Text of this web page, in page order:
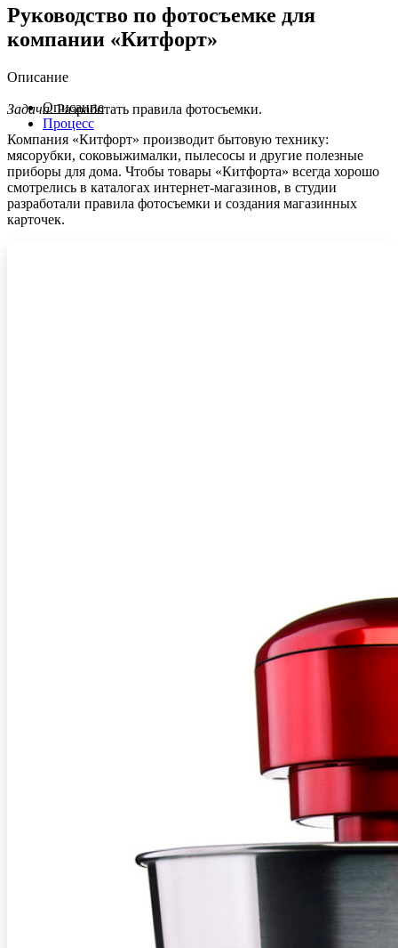
Руководство по фотосъемке для
компании «Китфорт»
Описание
Описание
Процесс
Задача.Разработать правила фотосъемки.
Компания «Китфорт» производит бытовую технику:
мясорубки, соковыжималки, пылесосы и другие полезные
приборы для дома. Чтобы товары «Китфорта» всегда хорошо
смотрелись в каталогах интернет-магазинов, в студии
разработали правила фотосъемки и создания магазинных
карточек.